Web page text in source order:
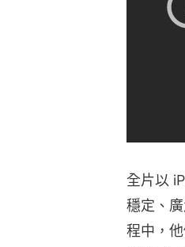
全片以
穩定、
程中，